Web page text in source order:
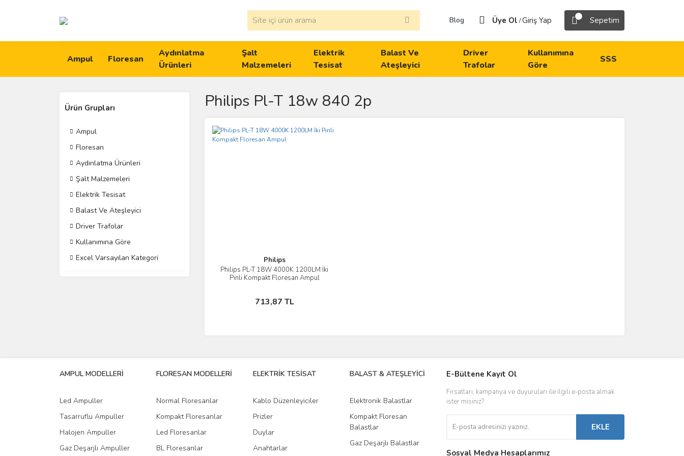
Blog Üye Ol /Giriş Yap Sepetim
Ampul Floresan
Aydınlatma
Ürünleri
Şalt
Malzemeleri
Elektrik
Tesisat
Balast Ve
Ateşleyici
Driver
Trafolar
Kullanımına
Göre
SSS
Ürün Grupları
Ampul
Floresan
Aydınlatma Ürünleri
Şalt Malzemeleri
Elektrik Tesisat
Balast Ve Ateşleyici
Driver Trafolar
Kullanımına Göre
Excel Varsayılan Kategori
Philips Pl-T 18w 840 2p
Philips
Philips PL-T 18W 4000K 1200LM İki
Pinli Kompakt Floresan Ampul
713,87 TL
İncele
Sepete Ekle
AMPUL MODELLERİ
Led Ampuller
Tasarruflu Ampuller
Halojen Ampuller
Gaz Deşarjlı Ampuller
FLORESAN MODELLERİ
Normal Floresanlar
Kompakt Floresanlar
Led Floresanlar
BL Floresanlar
ELEKTRİK TESİSAT
Kablo Düzenleyiciler
Prizler
Duylar
Anahtarlar
BALAST & ATEŞLEYİCİ
Elektronik Balastlar
Kompakt Floresan
Balastlar
Gaz Deşarjlı Balastlar
DRIVER & TRAFO
Led Driverlar
Kontaktörler
Sigorta & Otomatlar
E-Bültene Kayıt Ol
Fırsatları, kampanya ve duyuruları ile ilgili e-posta almak
ister misiniz?
EKLE
Sosyal Medya Hesaplarımız